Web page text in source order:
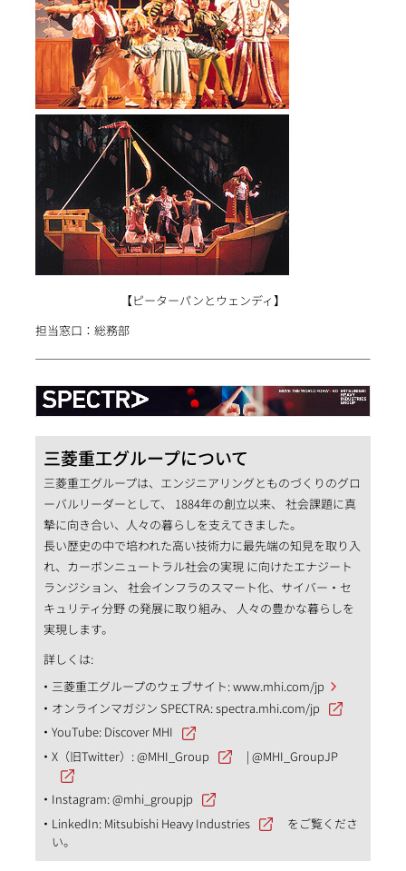
【ピーターパンとウェンディ】
担当窓口：総務部
三菱重工グループについて
三菱重工グループは、エンジニアリングとものづくりのグロ
ーバルリーダーとして、 1884年の創立以来、 社会課題に真
摯に向き合い、人々の暮らしを支えてきました。
長い歴史の中で培われた高い技術力に最先端の知見を取り入
れ、カーボンニュートラル社会の実現 に向けたエナジート
ランジション、 社会インフラのスマート化、サイバー・セ
キュリティ分野 の発展に取り組み、 人々の豊かな暮らしを
実現します。
詳しくは:
三菱重工グループのウェブサイト:www.mhi.com/jp
オンラインマガジン SPECTRA:spectra.mhi.com/jp
YouTube: Discover MHI
X（旧Twitter）:@MHI_Group |@MHI_GroupJP
Instagram:@mhi_groupjp
LinkedIn: Mitsubishi Heavy Industries
をご覧くださ
い。